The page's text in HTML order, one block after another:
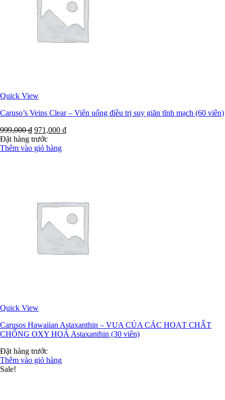
Quick View
Caruso’s Veins Clear – Viên uống điều trị suy giãn tĩnh mạch (60 viên)
999,000₫ 971,000 ₫
Đặt hàng trước
Thêm vào giỏ hàng
Quick View
Carusos Hawaiian Astaxanthin – VUA CỦA CÁC HOẠT CHẤT
CHỐNG OXY HOÁ Astaxanthin (30 viên)
Đặt hàng trước
Thêm vào giỏ hàng
Sale!